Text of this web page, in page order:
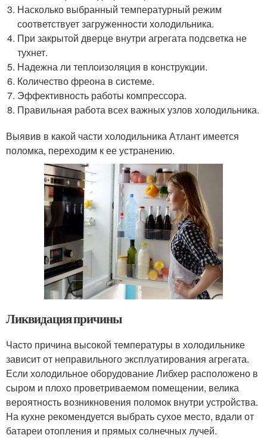
Насколько выбранный температурный режим
соответствует загруженности холодильника.
При закрытой дверце внутри агрегата подсветка не
тухнет.
Надежна ли теплоизоляция в конструкции.
Количество фреона в системе.
Эффективность работы компрессора.
Правильная работа всех важных узлов холодильника.
Выявив в какой части холодильника Атлант имеется
поломка, переходим к ее устранению.
Ликвидация причины
Часто причина высокой температуры в холодильнике
зависит от неправильного эксплуатирования агрегата.
Если холодильное оборудование Либхер расположено в
сыром и плохо проветриваемом помещении, велика
вероятность возникновения поломок внутри устройства.
На кухне рекомендуется выбрать сухое место, вдали от
батареи отопления и прямых солнечных лучей.